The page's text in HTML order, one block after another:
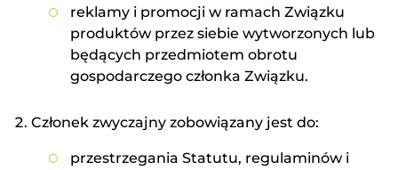
reklamy i promocji w ramach Związku
produktów przez siebie wytworzonych lub
będących przedmiotem obrotu
gospodarczego członka Związku.
Członek zwyczajny zobowiązany jest do:
przestrzegania Statutu, regulaminów i